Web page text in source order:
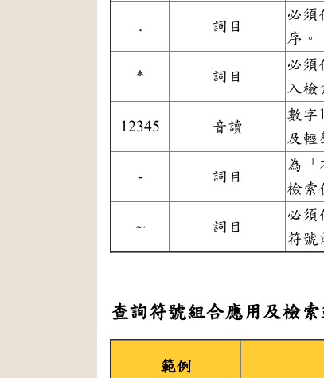
. 詞目
必須
序。
* 詞目
必須
入檢
12345 音讀
數字
及輕
- 詞目
為「
檢索
~ 詞目
必須
符號
查詢符號組合應用及檢索
範例